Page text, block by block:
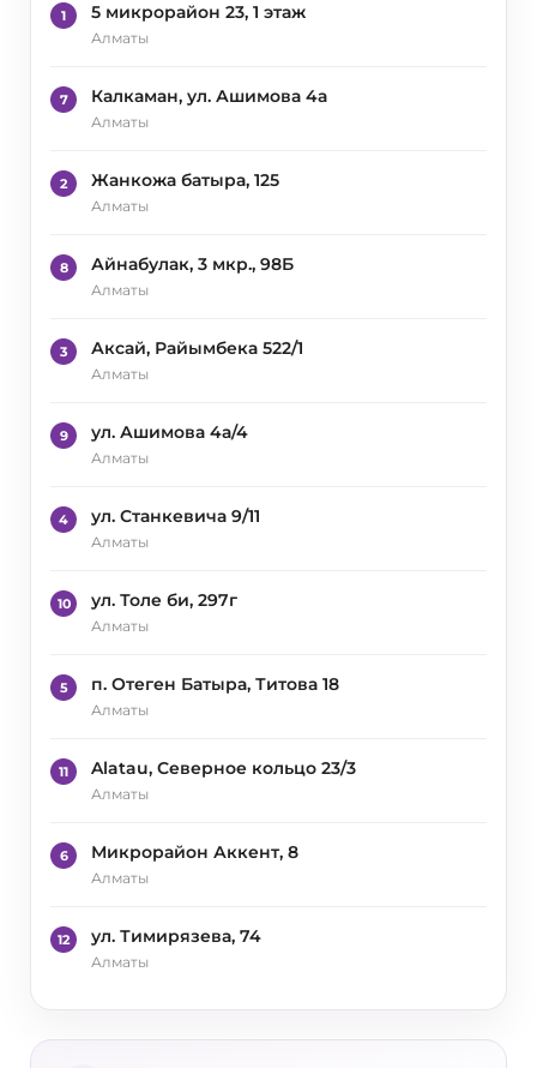
1 5 микрорайон 23, 1 этаж
Алматы
7 Калкаман, ул. Ашимова 4а
Алматы
2 Жанкожа батыра, 125
Алматы
8 Айнабулак, 3 мкр., 98Б
Алматы
3 Аксай, Райымбека 522/1
Алматы
9 ул. Ашимова 4а/4
Алматы
4 ул. Станкевича 9/11
Алматы
10 ул. Толе би, 297г
Алматы
5 п. Отеген Батыра, Титова 18
Алматы
11 Alatau, Северное кольцо 23/3
Алматы
6 Микрорайон Аккент, 8
Алматы
12 ул. Тимирязева, 74
Алматы